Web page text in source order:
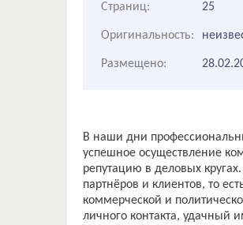
Страниц: 25
Оригинальность:
Размещено:
В наши дни
успешное осуществление
репутацию в деловых
партнёров и клиентов, то
коммерческой и
личного контакта,